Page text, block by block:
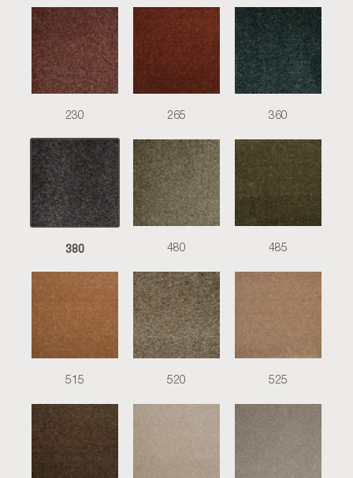
230 265 360
380 480 485
515 520 525